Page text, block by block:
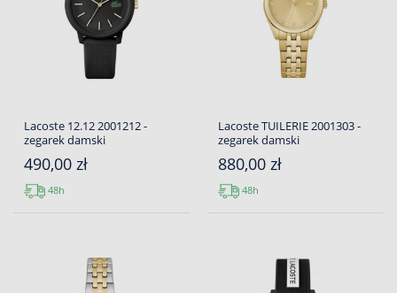
Lacoste 12.12 2001212 -
zegarek damski
490,00 zł
48h
Lacoste TUILERIE 2001303 -
zegarek damski
880,00 zł
48h